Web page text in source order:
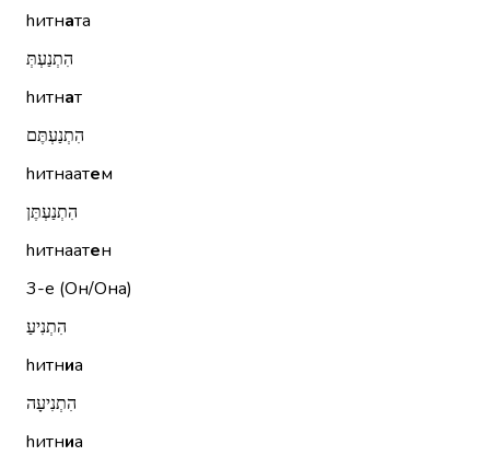
hитната
הִתְנַעְתְּ
hитнат
הִתְנַעְתֶּם
hитнаатем
הִתְנַעְתֶּן
hитнаатен
3-е (Он/Она)
הִתְנִיעַ
hитниа
הִתְנִיעָה
hитниа